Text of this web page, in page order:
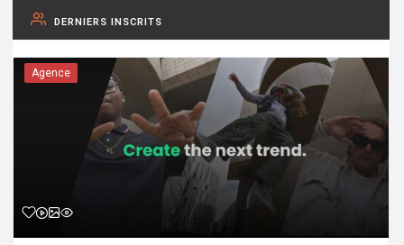
DERNIERS INSCRITS
Agence